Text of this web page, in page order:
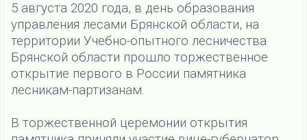
5 августа 2020 года, в день образования
управления лесами Брянской области, на
территории Учебно-опытного лесничества
Брянской области прошло торжественное
открытие первого в России памятника
лесникам-партизанам.
В торжественной церемонии открытия